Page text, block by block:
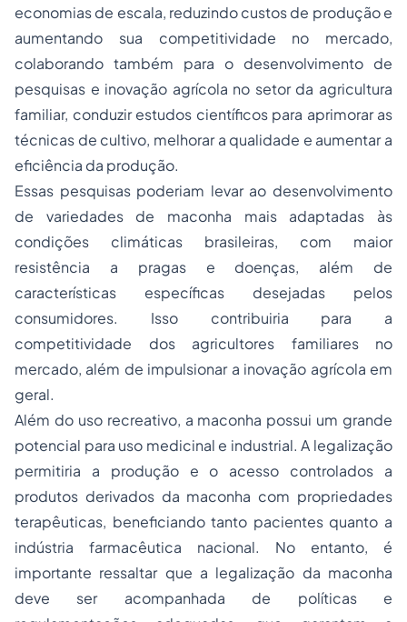
economias de escala, reduzindo custos de produção e
aumentando sua competitividade no mercado,
colaborando também para o desenvolvimento de
pesquisas e inovação agrícola no setor da agricultura
familiar, conduzir estudos científicos para aprimorar as
técnicas de cultivo, melhorar a qualidade e aumentar a
eficiência da produção.
Essas pesquisas poderiam levar ao desenvolvimento
de variedades de maconha mais adaptadas às
condições climáticas brasileiras, com maior
resistência a pragas e doenças, além de
características específicas desejadas pelos
consumidores. Isso contribuiria para a
competitividade dos agricultores familiares no
mercado, além de impulsionar a inovação agrícola em
geral.
Além do uso recreativo, a maconha possui um grande
potencial para uso medicinal e industrial. A legalização
permitiria a produção e o acesso controlados a
produtos derivados da maconha com propriedades
terapêuticas, beneficiando tanto pacientes quanto a
indústria farmacêutica nacional. No entanto, é
importante ressaltar que a legalização da maconha
deve ser acompanhada de políticas e